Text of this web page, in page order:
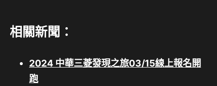
相關新聞：
2024 中華三菱發現之旅03/15線上報名開
跑